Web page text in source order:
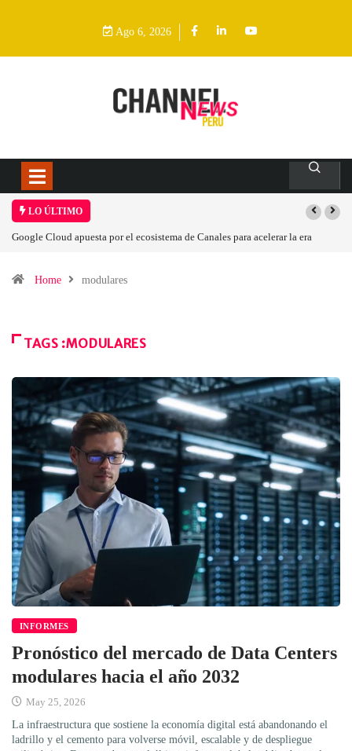
Ago 6, 2026
LO ÚLTIMO
Google Cloud apuesta por el ecosistema de Canales para acelerar la era
Home
modulares
TAGS :MODULARES
INFORMES
Pronóstico del mercado de Data Centers
modulares hacia el año 2032
May 25, 2026
La infraestructura que sostiene la economía digital está abandonando el
ladrillo y el cemento para volverse móvil, escalable y de despliegue